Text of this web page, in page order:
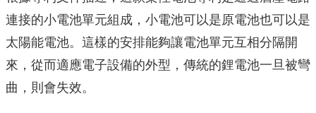
連接的小電池單元組成，小電池可以是原電池也可以是
太陽能電池。這樣的安排能夠讓電池單元互相分隔開
來，從而適應電子設備的外型，傳統的鋰電池一旦被彎
曲，則會失效。